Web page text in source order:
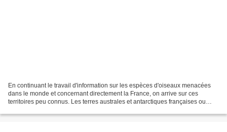
En continuant le travail d'information sur les espèces d'oiseaux menacées
dans le monde et concernant directement la France, on arrive sur ces
territoires peu connus. Les terres australes et antarctiques françaises ou